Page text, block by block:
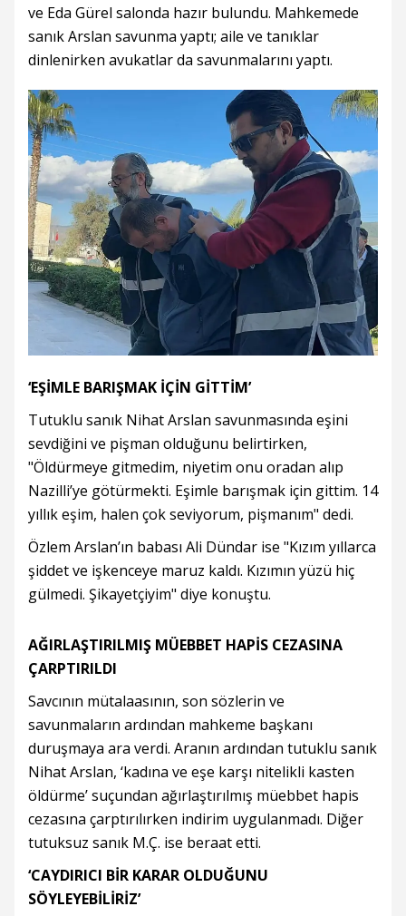
ve Eda Gürel salonda hazır bulundu. Mahkemede
sanık Arslan savunma yaptı; aile ve tanıklar
dinlenirken avukatlar da savunmalarını yaptı.
‘EŞİMLE BARIŞMAK İÇİN GİTTİM’
Tutuklu sanık Nihat Arslan savunmasında eşini
sevdiğini ve pişman olduğunu belirtirken,
"Öldürmeye gitmedim, niyetim onu oradan alıp
Nazilli’ye götürmekti. Eşimle barışmak için gittim. 14
yıllık eşim, halen çok seviyorum, pişmanım" dedi.
Özlem Arslan’ın babası Ali Dündar ise "Kızım yıllarca
şiddet ve işkenceye maruz kaldı. Kızımın yüzü hiç
gülmedi. Şikayetçiyim" diye konuştu.
AĞIRLAŞTIRILMIŞ MÜEBBET HAPİS CEZASINA
ÇARPTIRILDI
Savcının mütalaasının, son sözlerin ve
savunmaların ardından mahkeme başkanı
duruşmaya ara verdi. Aranın ardından tutuklu sanık
Nihat Arslan, ‘kadına ve eşe karşı nitelikli kasten
öldürme’ suçundan ağırlaştırılmış müebbet hapis
cezasına çarptırılırken indirim uygulanmadı. Diğer
tutuksuz sanık M.Ç. ise beraat etti.
‘CAYDIRICI BİR KARAR OLDUĞUNU
SÖYLEYEBİLİRİZ’